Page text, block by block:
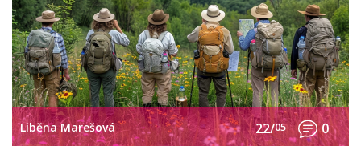
Liběna Marešová 22/05 0